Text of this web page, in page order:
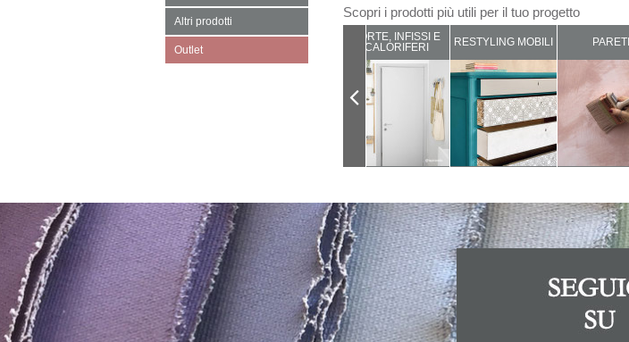
Altri prodotti
Outlet
Scopri i prodotti più utili per il tuo progetto
PORTE, INFISSI E
CALORIFERI
RESTYLING MOBILI PARETI